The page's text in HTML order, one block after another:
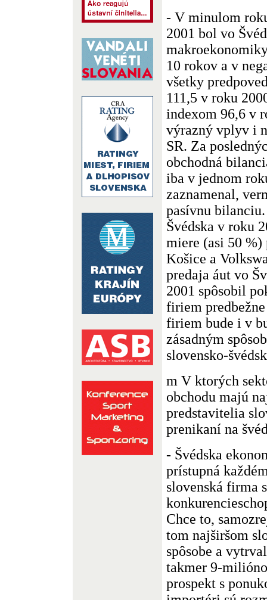
- V minulom
2001 bol vo
10 rokov a v
všetky
111,5 v roku
indexom 96,6 v
výrazný vplyv i
SR. Za
obchodná
iba v jednom
zaznamenal,
pasívnu
Švédska v roku
miere (asi 50 %)
Košice a
predaja áut vo
2001 spôsobil
firiem
firiem bude i v
zásadným
slovensko-
m V ktorých
obchodu majú
predstavitelia
prenikaní na
- Švédska
prístupná
slovenská firma
Chce to,
tom najširšom
spôsobe a
takmer 9-
prospekt s